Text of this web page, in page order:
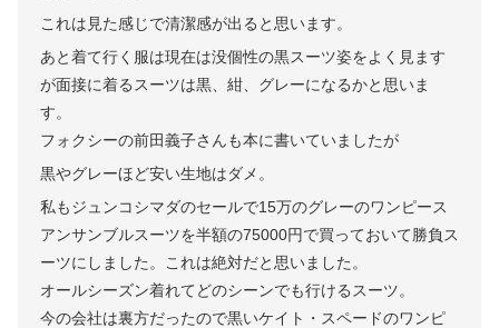
これは見た感じで清潔感が出ると思います。
あと着て行く服は現在は没個性の黒スーツ姿をよく見ます
が面接に着るスーツは黒、紺、グレーになるかと思いま
す。
フォクシーの前田義子さんも本に書いていましたが
黒やグレーほど安い生地はダメ。
私もジュンコシマダのセールで15万のグレーのワンピース
アンサンブルスーツを半額の75000円で買っておいて勝負ス
ーツにしました。これは絶対だと思いました。
オールシーズン着れてどのシーンでも行けるスーツ。
今の会社は裏方だったので黒いケイト・スペードのワンピ